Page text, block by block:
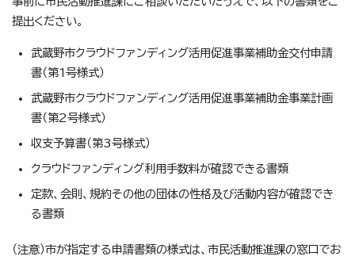
提出ください。
武蔵野市クラウドファンディング活用促進事業補助金交付申請
書（第1号様式）
武蔵野市クラウドファンディング活用促進事業補助金事業計画
書（第2号様式）
収支予算書（第3号様式）
クラウドファンディング利用手数料が確認できる書類
定款、会則、規約その他の団体の性格及び活動内容が確認でき
る書類
（注意）市が指定する申請書類の様式は、市民活動推進課の窓口でお